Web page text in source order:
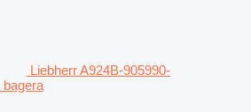
Liebherr A924B-905990-